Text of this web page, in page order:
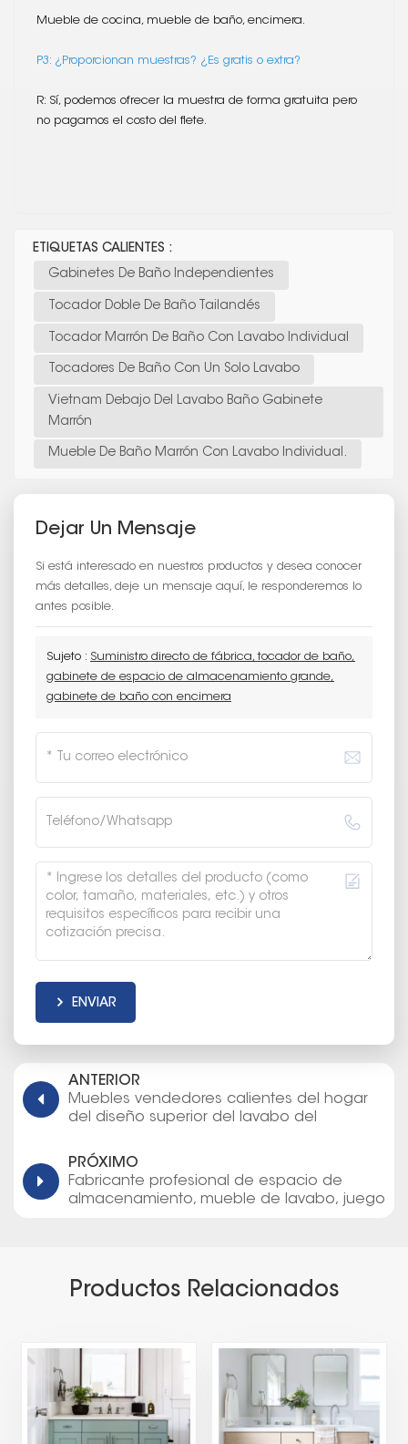
Mueble de cocina, mueble de baño, encimera.
P3: ¿Proporcionan muestras? ¿Es gratis o extra?
R: Sí, podemos ofrecer la muestra de forma gratuita pero
no pagamos el costo del flete.
ETIQUETAS CALIENTES :
Gabinetes De Baño Independientes
Tocador Doble De Baño Tailandés
Tocador Marrón De Baño Con Lavabo Individual
Tocadores De Baño Con Un Solo Lavabo
Vietnam Debajo Del Lavabo Baño Gabinete
Marrón
Mueble De Baño Marrón Con Lavabo Individual.
Dejar Un Mensaje
Si está interesado en nuestros productos y desea conocer
más detalles, deje un mensaje aquí, le responderemos lo
antes posible.
Sujeto : Suministro directo de fábrica, tocador de baño,
gabinete de espacio de almacenamiento grande,
gabinete de baño con encimera
ENVIAR
ANTERIOR
Muebles vendedores calientes del hogar
del diseño superior del lavabo del
contrachapada
PRÓXIMO
Fabricante profesional de espacio de
almacenamiento, mueble de lavabo, juego
Productos Relacionados